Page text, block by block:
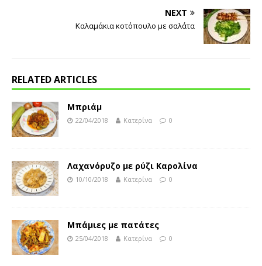
NEXT
Kαλαμάκια κοτόπουλο με σαλάτα
RELATED ARTICLES
Μπριάμ
22/04/2018 Κατερίνα 0
Λαχανόρυζο με ρύζι Καρολίνα
10/10/2018 Κατερίνα 0
Μπάμιες με πατάτες
25/04/2018 Κατερίνα 0